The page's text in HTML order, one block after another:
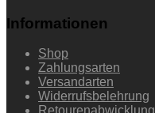
Informationen
Shop
Zahlungsarten
Versandarten
Widerrufsbelehrung